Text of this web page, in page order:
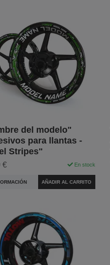
del modelo"
para llantas -
Stripes"
€ En stock
AÑADIR AL CARRITO